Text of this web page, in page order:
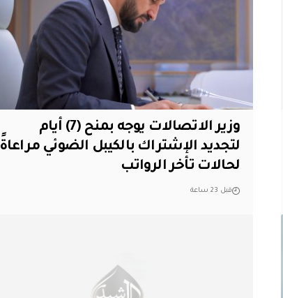
وزير الاتصالات يوجه بمنح (7) أيام
لتجديد الإشتراك بالكيبل الضوئي مراعاةً
لحالات تأخر الرواتب
قبل 23 ساعة